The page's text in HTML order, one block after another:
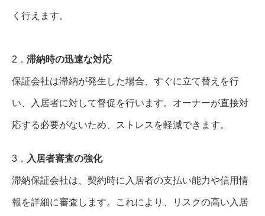
く行えます。
2． 滞納時の迅速な対応
保証会社は滞納が発生した場合、すぐに立て替えを行
い、入居者に対して督促を行います。オーナーが直接対
応する必要がないため、ストレスを軽減できます。
3． 入居者審査の強化
滞納保証会社は、契約時に入居者の支払い能力や信用情
報を詳細に審査します。これにより、リスクの高い入居